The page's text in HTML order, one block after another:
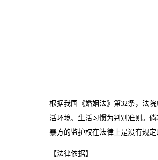
根据我国《婚姻法》第32条，法
活环境、生活习惯为判别准则。
暴方的监护权在法律上是没有规定
【法律依据】